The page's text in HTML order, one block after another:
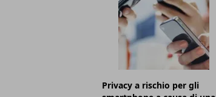
Privacy a rischio per gli